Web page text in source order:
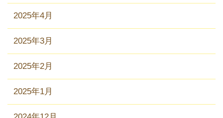
2025年4月
2025年3月
2025年2月
2025年1月